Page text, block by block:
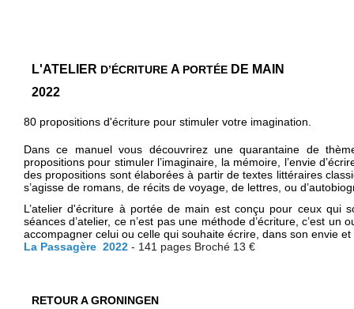
L'ATELIER D’ÉCRITURE A PORTÉE DE MAIN
2022
80 propositions d'écriture pour stimuler votre imagination.
Dans ce manuel vous découvrirez une quarantaine de
propositions pour stimuler l’imaginaire, la mémoire, l’envie
des propositions sont​ élaborées à partir de textes littéraires
s’agisse de romans, de récits de voyage, de lettres, ou
L’atelier ​d'écriture ​à portée de main​ est​ conçu pour ceux qui
séances d’atelier​, ce​ n’est pas une méthode d’écriture, c’est un
accompagner celui ou celle qui souhaite écrire, dans son envie
La Passagère 2022 - 141 pages Broché 13 €
RETOUR A GRONINGEN